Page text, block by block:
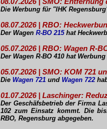
Die Werbung für "IHK
08.07.2026 | RBO:
Der Wagen R-BO 215hat
05.07.2026 | RBO: Wagen R-
Der Wagen R-BO 410 hat
05.07.2026 | SMO: KOM 721
Die Wagen 721 und Wagen 722
01.07.2026 | Laschinger:
Der Geschäfsbetrieb der Firma
102 zum Einsatz kommt. Die
RBO, Regensburg abgegeben.